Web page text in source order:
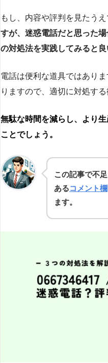
もし、内容や評判を見たうえ
すが、迷惑電話だと思った
の対処法を実践してみると良
電話は便利な道具ではあり
りますので、適切に対処す
無駄な時間を減らし、より
ことでしょう。
この記事で不
あるコメント欄
ます。